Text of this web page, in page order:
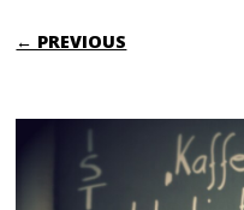
← PREVIOUS